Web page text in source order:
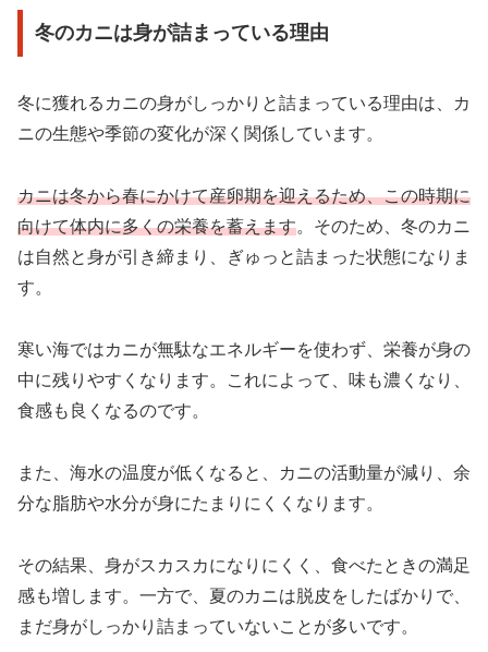
冬のカニは身が詰まっている理由
冬に獲れるカニの身がしっかりと詰まっている理由は、カ
ニの生態や季節の変化が深く関係しています。
カニは冬から春にかけて産卵期を迎えるため、この時期に
向けて体内に多くの栄養を蓄えます。そのため、冬のカニ
は自然と身が引き締まり、ぎゅっと詰まった状態になりま
す。
寒い海ではカニが無駄なエネルギーを使わず、栄養が身の
中に残りやすくなります。これによって、味も濃くなり、
食感も良くなるのです。
また、海水の温度が低くなると、カニの活動量が減り、余
分な脂肪や水分が身にたまりにくくなります。
その結果、身がスカスカになりにくく、食べたときの満足
感も増します。一方で、夏のカニは脱皮をしたばかりで、
まだ身がしっかり詰まっていないことが多いです。